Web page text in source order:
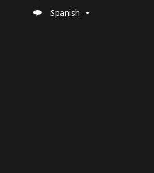
Spanish